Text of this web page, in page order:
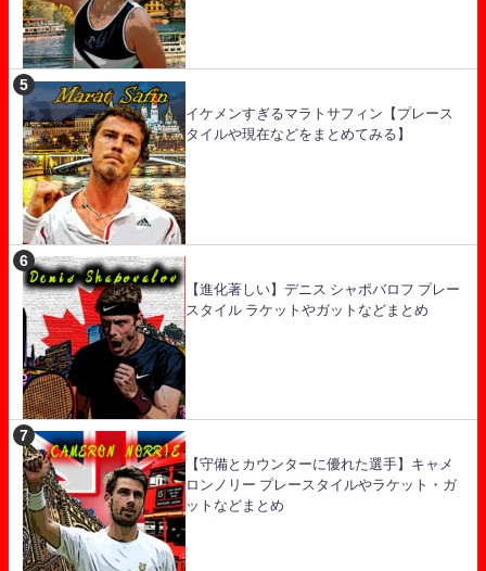
イケメンすぎるマラトサフィン【プレース
タイルや現在などをまとめてみる】
【進化著しい】デニス シャポバロフ プレー
スタイル ラケットやガットなどまとめ
【守備とカウンターに優れた選手】キャメ
ロンノリー プレースタイルやラケット・ガ
ットなどまとめ